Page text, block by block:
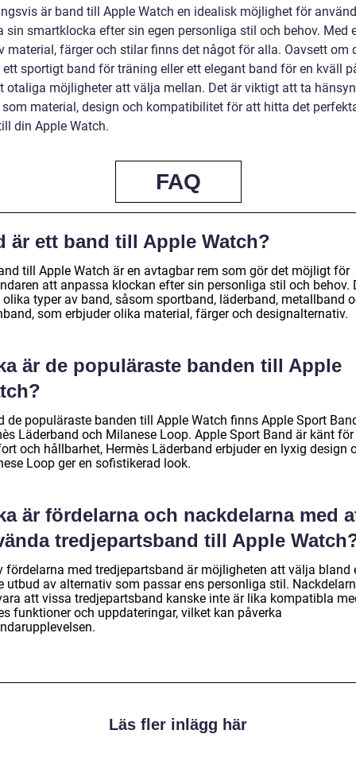
är band till Apple Watch en idealisk möjlighet för
sin smartklocka efter sin egen personliga stil och behov. Med
material, färger och stilar finns det något för alla. Oavsett om
ett sportigt band för träning eller ett elegant band för en kväll
otaliga möjligheter att välja mellan. Det är viktigt att ta
material, design och kompatibilitet för att hitta det
din Apple Watch.
FAQ
är ett band till Apple Watch?
till Apple Watch är en avtagbar rem som gör det möjligt för
att anpassa klockan efter sin personliga stil och behov.
typer av band, såsom sportband, läderband, metallband
som erbjuder olika material, färger och designalternativ.
är de populäraste banden till Apple
de populäraste banden till Apple Watch finns Apple Sport
Läderband och Milanese Loop. Apple Sport Band är känt
och hållbarhet, Hermès Läderband erbjuder en lyxig design
Loop ger en sofistikerad look.
är fördelarna och nackdelarna med
tredjepartsband till Apple
fördelarna med tredjepartsband är möjligheten att välja bland
utbud av alternativ som passar ens personliga stil.
att vissa tredjepartsband kanske inte är lika kompatibla
funktioner och uppdateringar, vilket kan påverka
Läs fler inlägg här